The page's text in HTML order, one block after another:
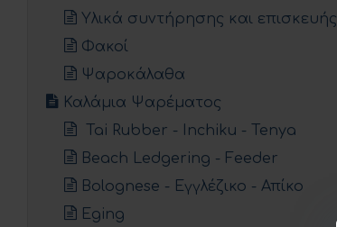
Υλικά συντήρησης και επισκευής
Φακοί
Ψαροκάλαθα
Καλάμια Ψαρέματος
Tai Rubber - Ιnchiku - Tenya
Beach Ledgering - Feeder
Bolognese - Εγγλέζικο - Απίκο
Eging